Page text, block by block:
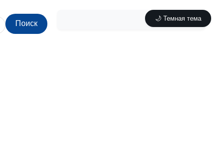
🌙 Темная тема
Поиск